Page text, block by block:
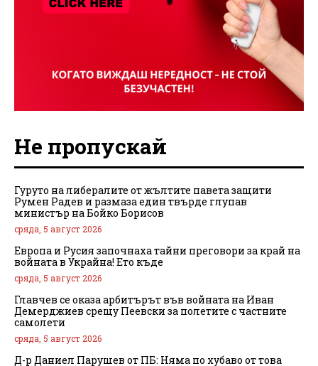
Не пропускай
Гуруто на либералите от жълтите павета защити
Румен Радев и размаза един твърде глупав
министър на Бойко Борисов
сряда, 5 август 2026
Европа и Русия започнаха тайни преговори за край на
войната в Украйна! Ето къде
сряда, 5 август 2026
Главчев се оказа арбитърът във войната на Иван
Демерджиев срещу Пеевски за полетите с частните
самолети
сряда, 5 август 2026
Д-р Даниел Парушев от ПБ: Няма по хубаво от това